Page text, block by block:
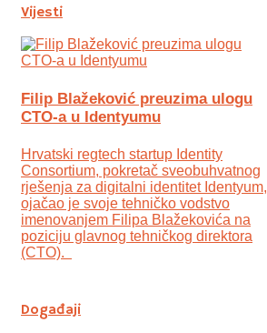
Vijesti
Filip Blažeković preuzima ulogu
CTO-a u Identyumu
Hrvatski regtech startup Identity
Consortium, pokretač sveobuhvatnog
rješenja za digitalni identitet Identyum,
ojаčao je svoje tehničko vodstvo
imenovanjem Filipa Blažekovića na
poziciju glavnog tehničkog direktora
(CTO).
Događaji